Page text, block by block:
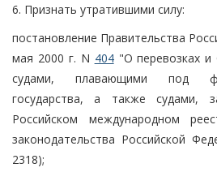
6. Признать утратившими силу:
постановление Правительства
мая 2000 г. N 404"О перевозках и
судами, плавающими под
государства, а также судами,
Российском международном
законодательства Российской
2318);